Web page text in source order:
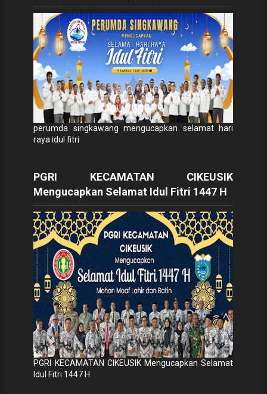
perumda singkawang mengucapkan selamat hari
raya idul fitri
PGRI KECAMATAN CIKEUSIK
Mengucapkan Selamat Idul Fitri 1447 H
PGRI KECAMATAN CIKEUSIK Mengucapkan Selamat
Idul Fitri 1447 H